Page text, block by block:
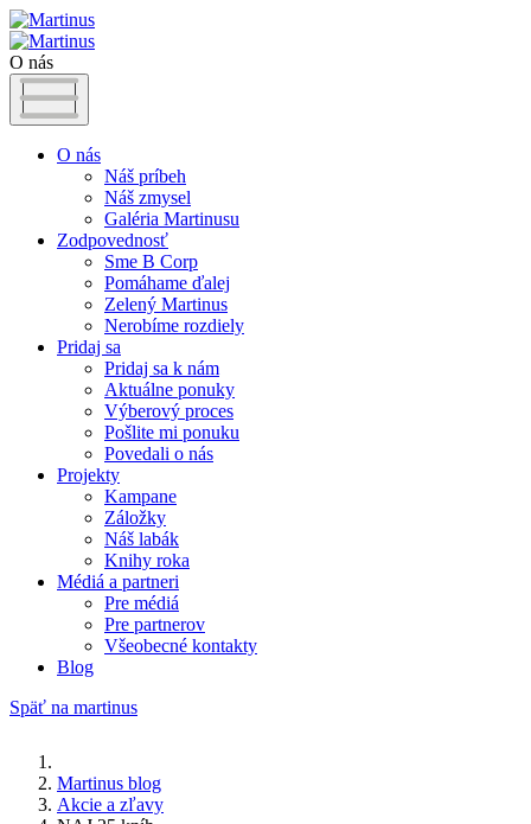
O nás
O nás
Náš príbeh
Náš zmysel
Galéria Martinusu
Zodpovednosť
Sme B Corp
Pomáhame ďalej
Zelený Martinus
Nerobíme rozdiely
Pridaj sa
Pridaj sa k nám
Aktuálne ponuky
Výberový proces
Pošlite mi ponuku
Povedali o nás
Projekty
Kampane
Záložky
Náš labák
Knihy roka
Médiá a partneri
Pre médiá
Pre partnerov
Všeobecné kontakty
Blog
Späť na martinus
Martinus blog
Akcie a zľavy